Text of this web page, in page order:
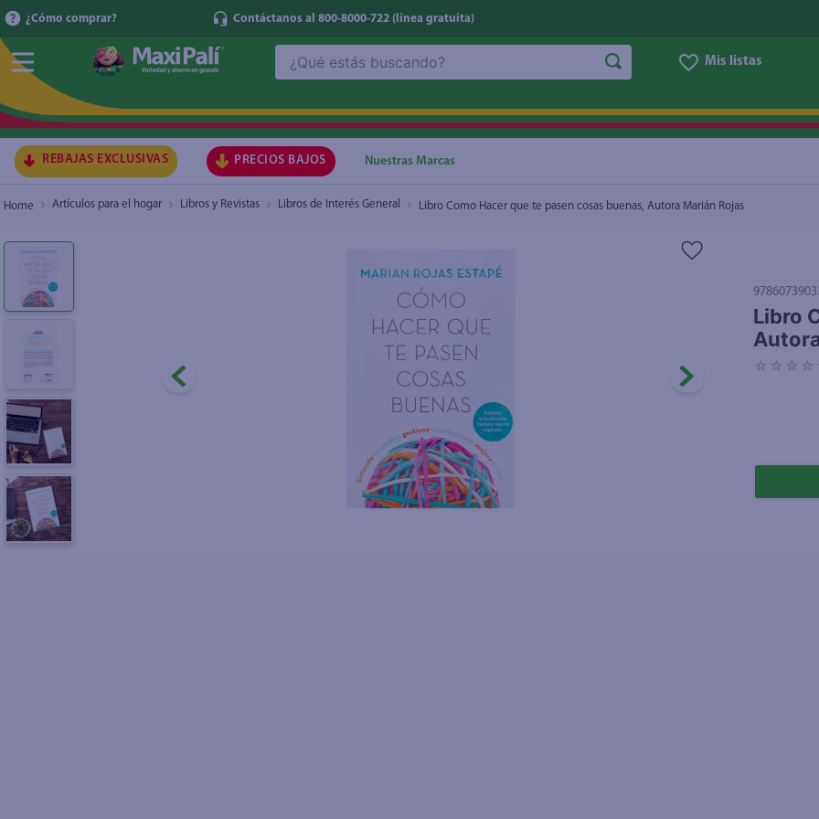
¿Cómo comprar? Contáctanos al 800-8000-722 (línea gratuita)
Mis listas
REBAJAS EXCLUSIVAS PRECIOS BAJOS Nuestras Marcas
Artículos para el hogar Libros y Revistas Libros de Interés General Libro Como Hacer que te pasen cosas buenas, Autora Marián Rojas
Libro
☆ ☆ ☆ ☆
Libro Como Hacer que te pasen cosas buenas, Autora Marián Rojas
1.
maggi
2.
leche
queso
.
aceite
azucar
atun
frijoles